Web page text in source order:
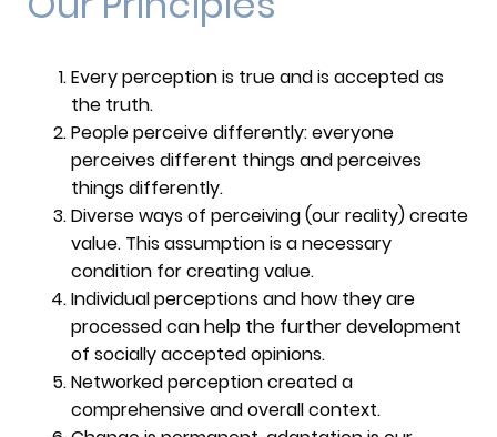
Every perception is true and is accepted as
the truth.
People perceive differently: everyone
perceives different things and perceives
things differently.
Diverse ways of perceiving (our reality) create
value. This assumption is a necessary
condition for creating value.
Individual perceptions and how they are
processed can help the further development
of socially accepted opinions.
Networked perception created a
comprehensive and overall context.